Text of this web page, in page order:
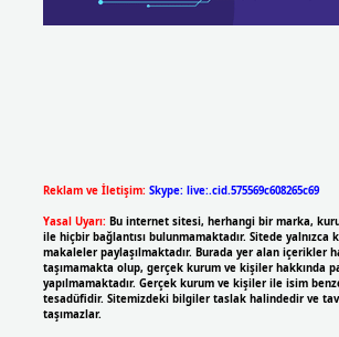
Reklam ve İletişim: Skype: live:.cid.575569c608265c69
Yasal Uyarı: Bu internet sitesi, herhangi bir marka,
ile hiçbir bağlantısı bulunmamaktadır. Sitede yalnızca
makaleler paylaşılmaktadır. Burada yer alan içerikler
taşımamakta olup, gerçek kurum ve kişiler hakkında
yapılmamaktadır. Gerçek kurum ve kişiler ile isim
tesadüfidir. Sitemizdeki bilgiler taslak halindedir ve
taşımazlar.